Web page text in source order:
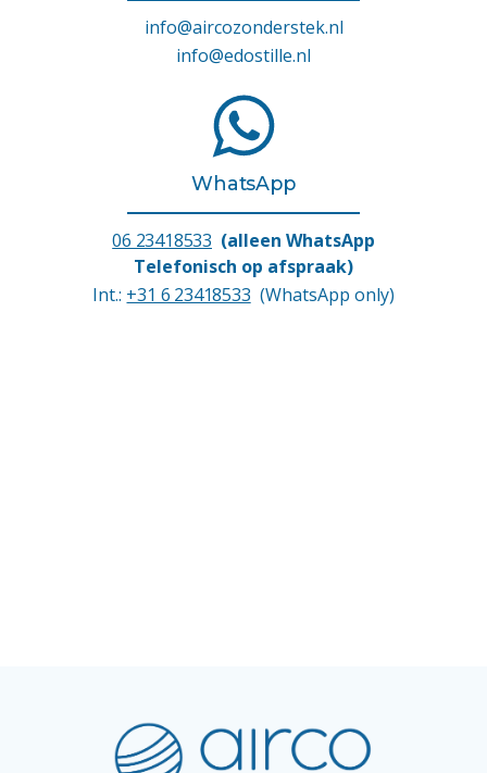
info@aircozonderstek.nl
info@edostille.nl
WhatsApp
06 23418533 (alleen WhatsApp
Telefonisch op afspraak)
Int.: +31 6 23418533 (WhatsApp only)